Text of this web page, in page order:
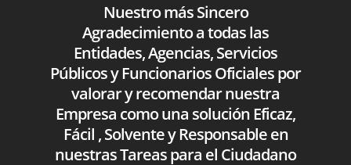
Nuestro más Sincero
Agradecimiento a todas las
Entidades, Agencias, Servicios
Públicos y Funcionarios Oficiales por
valorar y recomendar nuestra
Empresa como una solución Eficaz,
Fácil , Solvente y Responsable en
nuestras Tareas para el Ciudadano